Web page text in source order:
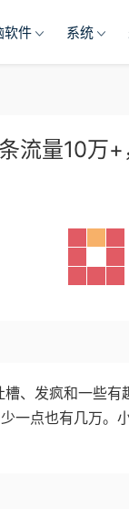
软件 系统
流量10万
、发疯和一些
一点也有几万。